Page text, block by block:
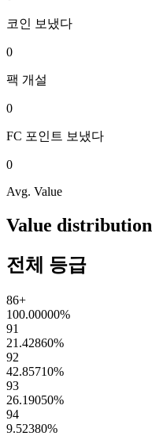
코인 보냈다
0
팩 개설
0
FC 포인트 보냈다
0
Avg. Value
Value distribution
전체 등급
86+
100.00000%
91
21.42860%
92
42.85710%
93
26.19050%
94
9.52380%